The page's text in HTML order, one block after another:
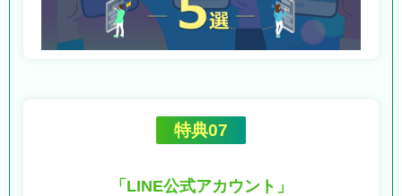
特典07
「LINE公式アカウント」